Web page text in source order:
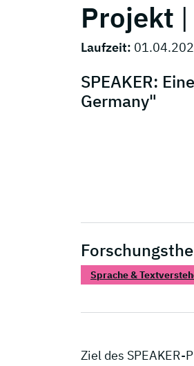
Projekt
Laufzeit:
SPEAKER:
Germany"
Sprache &
Ziel des